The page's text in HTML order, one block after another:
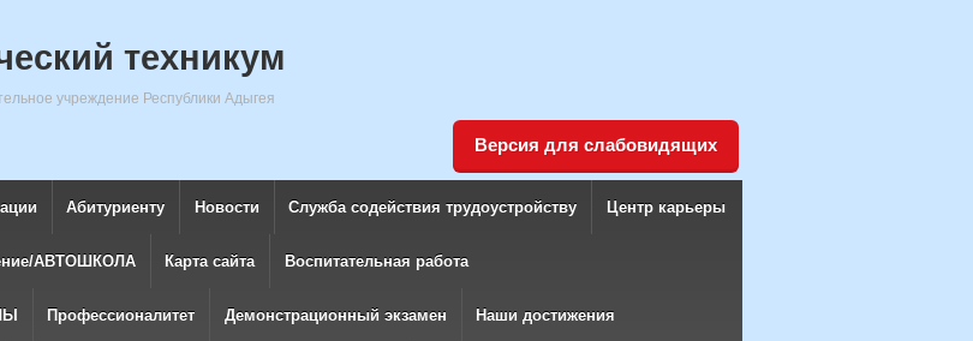
техникум
учреждение Республики Адыгея
Версия для слабовидящих
Абитуриенту Новости Служба содействия трудоустройству Центр карьеры
АВТОШКОЛА Карта сайта Воспитательная работа
Профессионалитет Демонстрационный экзамен Наши достижения